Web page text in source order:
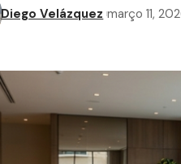
Diego Velázquez março 11,